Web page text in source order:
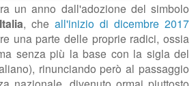
un anno dall'adozione del simbolo
, che all'inizio di dicembre 2017
una parte delle proprie radici, ossia
senza più la base con la sigla del
rinunciando però al passaggio